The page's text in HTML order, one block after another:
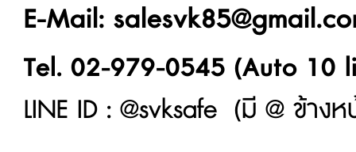
E-Mail:
Tel. 02-979-0545 (Auto 10
LINE ID : @svksafe (มี @ ข้าง